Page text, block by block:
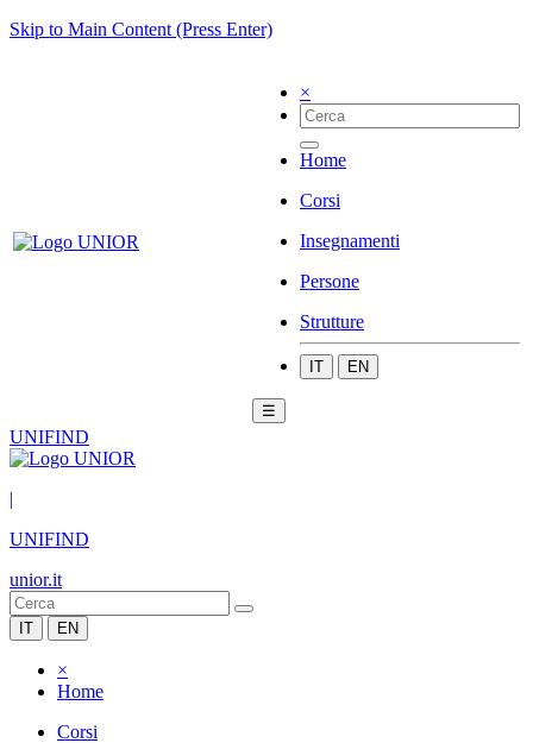
Skip to Main Content (Press Enter)
×
Home
Corsi
Insegnamenti
Persone
Strutture
IT EN
☰
UNIFIND
|
UNIFIND
unior.it
IT EN
×
Home
Corsi